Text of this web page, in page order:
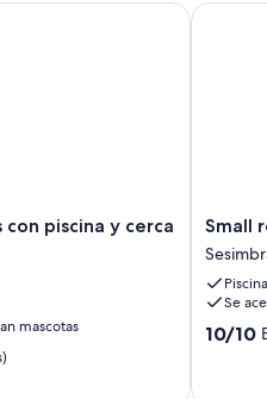
piscina y cerca
mascotas
y cerca de la playa
Small
near
the
beach
Small
Piscina
Se
10.0
10/10
Small